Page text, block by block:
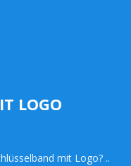
LOGO
mit Logo? ..